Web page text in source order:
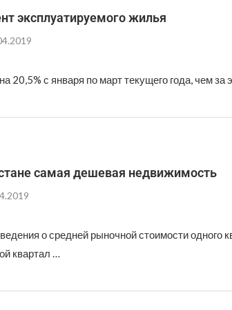
эксплуатируемого жилья
20,5% с января по март текущего года, чем за
самая дешевая недвижимость
о средней рыночной стоимости одного
квартал …